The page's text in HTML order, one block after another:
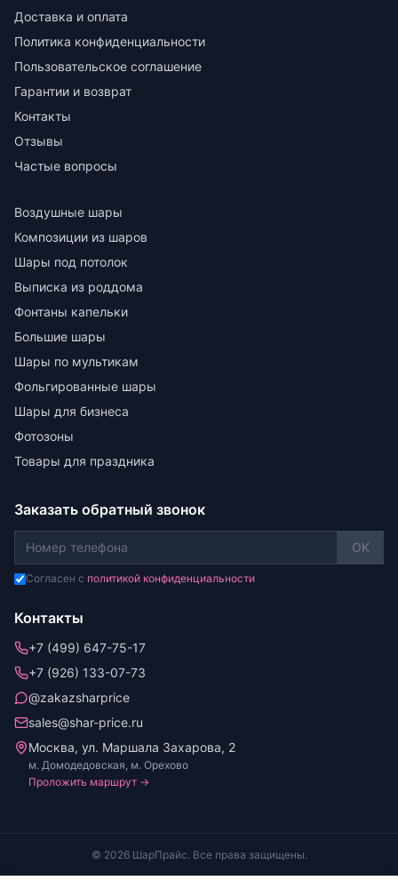
Доставка и оплата
Политика конфиденциальности
Пользовательское соглашение
Гарантии и возврат
Контакты
Отзывы
Частые вопросы
Воздушные шары
Композиции из шаров
Шары под потолок
Выписка из роддома
Фонтаны капельки
Большие шары
Шары по мультикам
Фольгированные шары
Шары для бизнеса
Фотозоны
Товары для праздника
Заказать обратный звонок
OK
Согласен с политикой конфиденциальности
Контакты
+7 (499) 647-75-17
+7 (926) 133-07-73
@zakazsharprice
sales@shar-price.ru
Москва, ул. Маршала Захарова, 2
м. Домодедовская, м. Орехово
Проложить маршрут →
© 2026 ШарПрайс. Все права защищены.